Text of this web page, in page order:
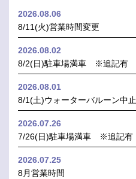
2026.08.06
8/11(火)営業時間変更
2026.08.02
8/2(日)駐車場満車 ※追記有
2026.08.01
8/1(土)ウォーターバルーン中止
2026.07.26
7/26(日)駐車場満車 ※追記有
2026.07.25
8月営業時間